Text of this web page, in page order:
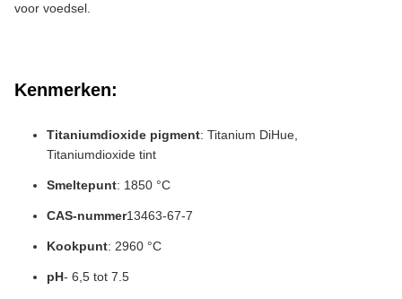
voor voedsel.
Kenmerken:
Titaniumdioxide pigment: Titanium DiHue,
Titaniumdioxide tint
Smeltepunt: 1850 °C
CAS-nummer13463-67-7
Kookpunt: 2960 °C
pH- 6,5 tot 7.5